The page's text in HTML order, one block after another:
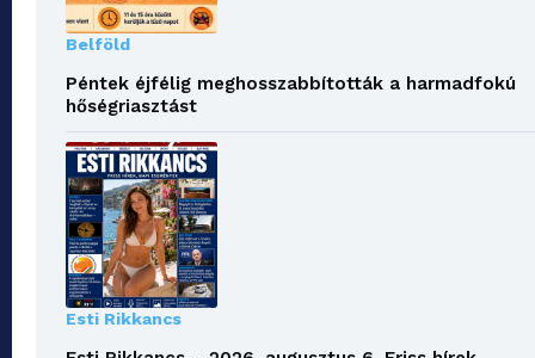
Belföld
Péntek éjfélig meghosszabbították a harmadfokú
hőségriasztást
Esti Rikkancs